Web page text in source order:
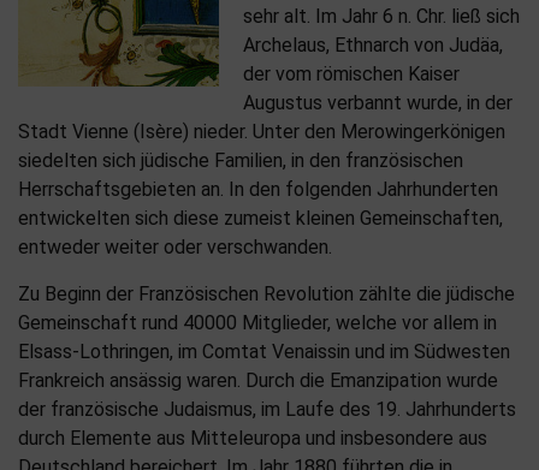
sehr alt. Im Jahr 6 n. Chr. ließ sich
Archelaus, Ethnarch von Judäa,
der vom römischen Kaiser
Augustus verbannt wurde, in der
Stadt Vienne (Isère) nieder. Unter den Merowingerkönigen
siedelten sich jüdische Familien, in den französischen
Herrschaftsgebieten an. In den folgenden Jahrhunderten
entwickelten sich diese zumeist kleinen Gemeinschaften,
entweder weiter oder verschwanden.
Zu Beginn der Französischen Revolution zählte die jüdische
Gemeinschaft rund 40000 Mitglieder, welche vor allem in
Elsass-Lothringen, im Comtat Venaissin und im Südwesten
Frankreich ansässig waren. Durch die Emanzipation wurde
der französische Judaismus, im Laufe des 19. Jahrhunderts
durch Elemente aus Mitteleuropa und insbesondere aus